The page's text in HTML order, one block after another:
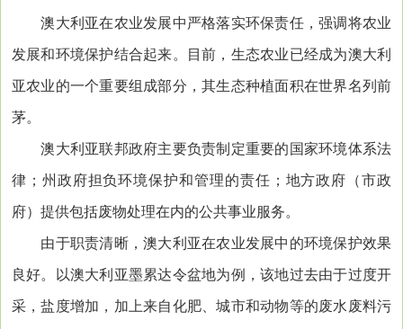
澳大利亚在农业发展中严格落实环保责任，强调将农业
发展和环境保护结合起来。目前，生态农业已经成为澳大利
亚农业的一个重要组成部分，其生态种植面积在世界名列前
茅。
澳大利亚联邦政府主要负责制定重要的国家环境体系法
律；州政府担负环境保护和管理的责任；地方政府（市政
府）提供包括废物处理在内的公共事业服务。
由于职责清晰，澳大利亚在农业发展中的环境保护效果
良好。以澳大利亚墨累达令盆地为例，该地过去由于过度开
采，盐度增加，加上来自化肥、城市和动物等的废水废料污